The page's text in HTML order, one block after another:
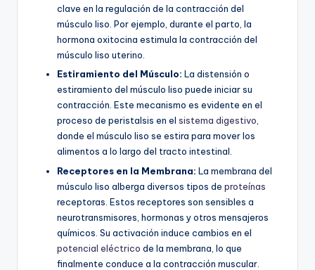
clave en la regulación de la contracción del
músculo liso. Por ejemplo, durante el parto, la
hormona oxitocina estimula la contracción del
músculo liso uterino.
Estiramiento del Músculo: La distensión o
estiramiento del músculo liso puede iniciar su
contracción. Este mecanismo es evidente en el
proceso de peristalsis en el sistema digestivo,
donde el músculo liso se estira para mover los
alimentos a lo largo del tracto intestinal.
Receptores en la Membrana: La membrana del
músculo liso alberga diversos tipos de proteínas
receptoras. Estos receptores son sensibles a
neurotransmisores, hormonas y otros mensajeros
químicos. Su activación induce cambios en el
potencial eléctrico de la membrana, lo que
finalmente conduce a la contracción muscular.